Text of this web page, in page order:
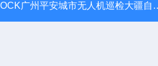
广州平安城市无人机巡检大疆自动机场